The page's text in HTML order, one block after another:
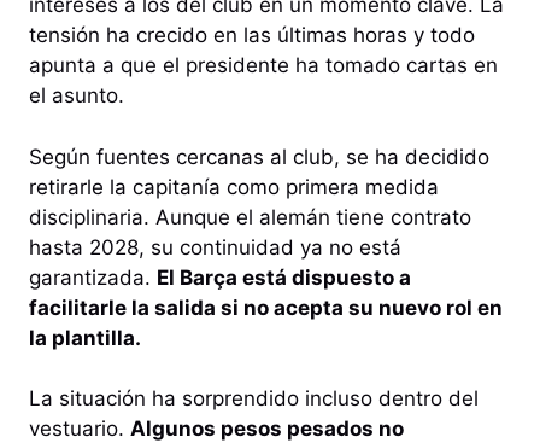
intereses a los del club en un momento clave. La
tensión ha crecido en las últimas horas y todo
apunta a que el presidente ha tomado cartas en
el asunto.
Según fuentes cercanas al club, se ha decidido
retirarle la capitanía como primera medida
disciplinaria. Aunque el alemán tiene contrato
hasta 2028, su continuidad ya no está
garantizada. El Barça está dispuesto a
facilitarle la salida si no acepta su nuevo rol en
la plantilla.
La situación ha sorprendido incluso dentro del
vestuario. Algunos pesos pesados no